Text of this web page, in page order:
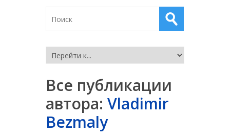
Все публикации
автора: Vladimir
Bezmaly